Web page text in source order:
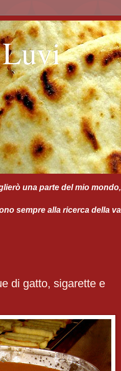
una parte del mio
sempre alla ricerca della
di gatto, sigarette e